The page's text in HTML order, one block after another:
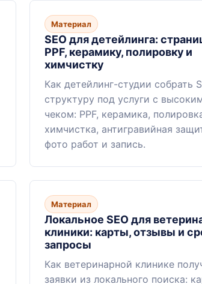
Материал
SEO для детейлинга:
PPF, керамику, полировку и
химчистку
Как детейлинг-студии собрать
структуру под услуги с
чеком: PPF, керамика,
химчистка, антигравийная
фото работ и запись.
Материал
Локальное SEO для
клиники: карты, отзывы и
запросы
Как ветеринарной клинике
заявки из локального поиска: